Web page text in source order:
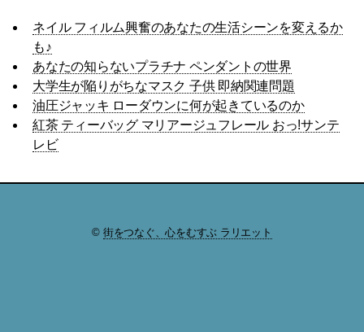
ネイル フィルム興奮のあなたの生活シーンを変えるか
も♪
あなたの知らないプラチナ ペンダントの世界
大学生が陥りがちなマスク 子供 即納関連問題
油圧ジャッキ ローダウンに何が起きているのか
紅茶 ティーバッグ マリアージュフレール おっ!サンテ
レビ
© 街をつなぐ、心をむすぶ ラリエット